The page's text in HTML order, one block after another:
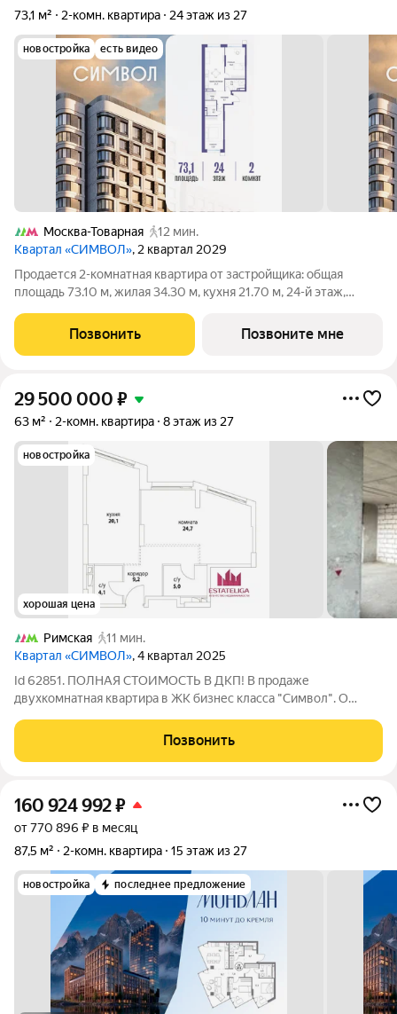
73,1 м²
2-комн. квартира 24 этаж из 27
новостройка есть видео
Москва-Товарная
12 мин.
Квартал «СИМВОЛ», 2 квартал 2029
Продается 2-комнатная квартира от застройщика: общая
площадь 73.10 м, жилая 34.30 м, кухня 21.70 м, 24-й этаж,
квартал 2029 года. Позвоните сейчас и забронируйте
квартиру! Квартал
Позвонить Позвоните мне
29 500 000 ₽
63 м² 2-комн. квартира 8 этаж из 27
новостройка
хорошая цена
Римская
11 мин.
Квартал «СИМВОЛ», 4 квартал 2025
Id 62851. ПОЛНАЯ СТОИМОСТЬ В ДКП! В продаже
двухкомнатная квартира в ЖК бизнес класса "Символ". О
комнатами, просторной кухней-гостиной и двумя санузлами
позволяет реализовать любые дизайнерские
Позвонить
160 924 992₽
от 770 896 ₽ в месяц
87,5 м²
2-комн. квартира 15 этаж из 27
новостройка последнее предложение